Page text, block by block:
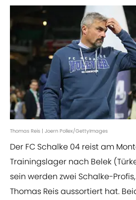
Thomas Reis | Joern Pollex/GettyImages
Der FC Schalke 04 reist am
Trainingslager nach Belek
sein werden zwei Schalke-
Thomas Reis aussortiert hat.